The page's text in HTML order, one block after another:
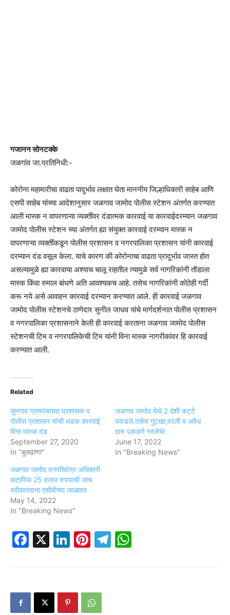
गजानन सोनटक्के
जळगांव जा.प्रतिनिधी:-
कोरोना महामारीचा वाढता पादुर्भाव लक्षात घेता माननीय जिल्हाधिकारी साहेब आणि
एसपी साहेब यांच्या आदेशानुसार जळगाव जामोद पोलीस स्टेशन अंतर्गत करण्यात
आली मास्क न वापरणाऱ्या व्यक्तींवर दंडात्मक कारवाई या कारवाईदरम्यान जळगाव
जामोद पोलीस स्टेशन च्या अंतर्गत ह्या संयुक्त कारवाई दरम्यान मास्क न
वापरणाऱ्या व्यक्तींकडून पोलीस प्रशासन व नगरपालिका प्रशासन यांनी कारवाई
दरम्यान दंड वसूल केला. याचे कारण की कोरोनाचा वाढता प्रादुर्भाव जास्त होत
असल्यामुळे ह्या कारवाया अश्याच चालू राहतील त्यामुळे सर्व नागरिकांनी तोंडाला
मास्क किंवा रुमाल बांधणे अति आवश्यकच आहे. तसेच नागरिकांनी कोठेही गर्दी
करू नये असे आवाहन कारवाई दरम्यान करण्यात आले. ही कारवाई जळगाव
जामोद पोलीस स्टेशनचे ठाणेदार सुनील जाधव यांचे मार्गदर्शनात पोलीस प्रशासन
व नगरपालिका प्रशासनाने केली ही कारवाई करताना जळगाव जामोद पोलीस
स्टेशनची टिम व नगरपालिकेची टिम यांनी विना मास्क नागरीकांवर हि कारवाई
करण्यात आली.
Related
सुनगाव ग्रामपंचायत प्रशासक व
पोलीस प्रशासन यांची धडक कारवाई
विना मास्क दंड
September 27, 2020
In "बुलढाणा"
जळगाव जामोद येथे 2 देशी कट्टे
पकडले.तसेच गुट्खा,वरली व अवैध
दारु पकडणे गरजेचे!
June 17, 2022
In "Breaking News"
जळगाव जामोद वनपरिक्षेत्र अधिकारी
कटारिया 25 हजार रुपयाची लाच
स्वीकारताना एसीबीच्या जाळ्यात
May 14, 2022
In "Breaking News"
Facebook
X LinkedIn
Pinterest
Telegram